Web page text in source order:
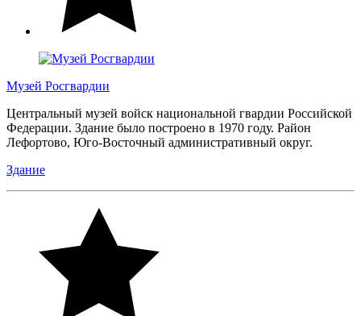
Музей Росгвардии
Центральный музей войск национальной гвардии Российской
Федерации. Здание было построено в 1970 году. Район
Лефортово, Юго-Восточный административный округ.
Здание